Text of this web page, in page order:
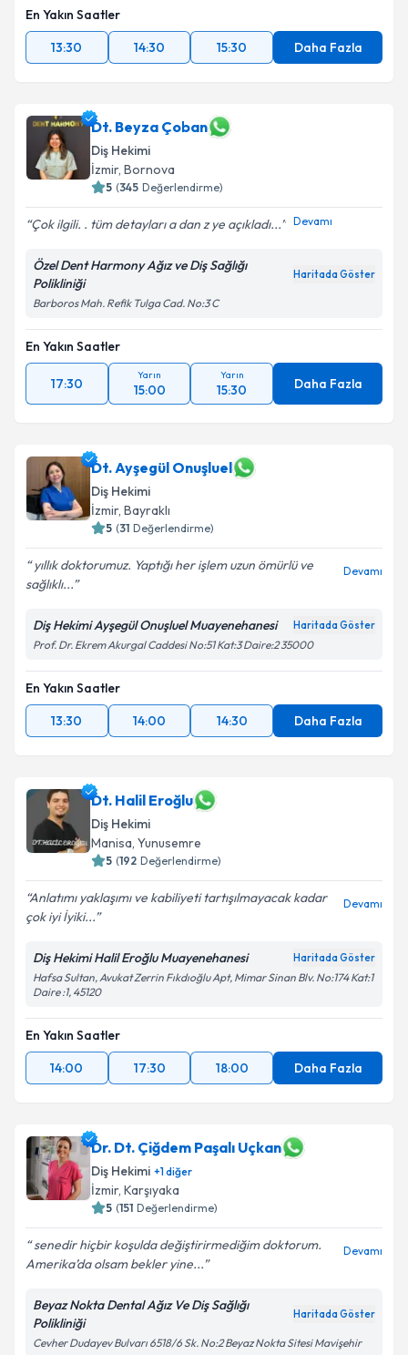
En Yakın Saatler
13:30
14:30 15:30 Daha Fazla
Dt. Beyza Çoban
Diş Hekimi
İzmir, Bornova
5 (345 Değerlendirme)
Çok ilgili. . tüm detayları a dan z ye açıkladı... Devamı
Özel Dent Harmony Ağız ve Diş Sağlığı
Polikliniği
Haritada Göster
Barboros Mah. Refik Tulga Cad. No:3 C
En Yakın Saatler
17:30
Yarın
15:00
Yarın
15:30 Daha Fazla
Dt. Ayşegül Onuşluel
Diş Hekimi
İzmir, Bayraklı
5 (31 Değerlendirme)
yıllık doktorumuz. Yaptığı her işlem uzun ömürlü ve
sağlıklı...
Devamı
Diş Hekimi Ayşegül Onuşluel Muayenehanesi Haritada Göster
Prof. Dr. Ekrem Akurgal Caddesi No:51 Kat:3 Daire:2 35000
En Yakın Saatler
13:30
14:00 14:30 Daha Fazla
Dt. Halil Eroğlu
Diş Hekimi
Manisa, Yunusemre
5 (192 Değerlendirme)
Anlatımı yaklaşımı ve kabiliyeti tartışılmayacak kadar
çok iyi İyiki...
Devamı
Diş Hekimi Halil Eroğlu Muayenehanesi Haritada Göster
Hafsa Sultan, Avukat Zerrin Fıkdıoğlu Apt, Mimar Sinan Blv. No:174 Kat:1
Daire :1, 45120
En Yakın Saatler
14:00
17:30 18:00 Daha Fazla
Dr. Dt. Çiğdem Paşalı Uçkan
Diş Hekimi +1diğer
İzmir, Karşıyaka
5 (151 Değerlendirme)
senedir hiçbir koşulda değiştirirmediğim doktorum.
Amerika’da olsam bekler yine...
Devamı
Beyaz Nokta Dental Ağız Ve Diş Sağlığı
Polikliniği
Haritada Göster
Cevher Dudayev Bulvarı 6518/6 Sk. No:2 Beyaz Nokta Sitesi Mavişehir